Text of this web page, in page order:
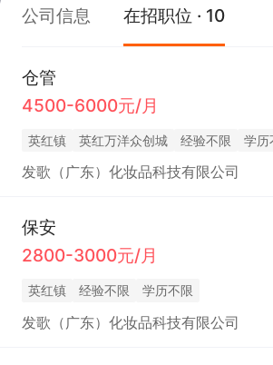
公司信息 在招职位 · 10
仓管
4500-6000元/月
英红镇 英红万洋众创城 经验不限 学历
发歌（广东）化妆品科技有限公司
保安
2800-3000元/月
英红镇 经验不限 学历不限
发歌（广东）化妆品科技有限公司